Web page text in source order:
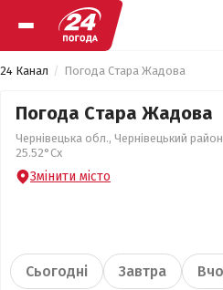
24 Канал Погода Стара Жадова
Погода Стара Жадова
Чернівецька обл., Чернівецький
25.52°Сх
Змінити місто
Сьогодні Завтра